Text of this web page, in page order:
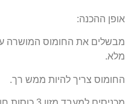
אופן ההכנה:
מבשלים את החומוס המושרה
מלא.
החומוס צריך להיות ממש רך.